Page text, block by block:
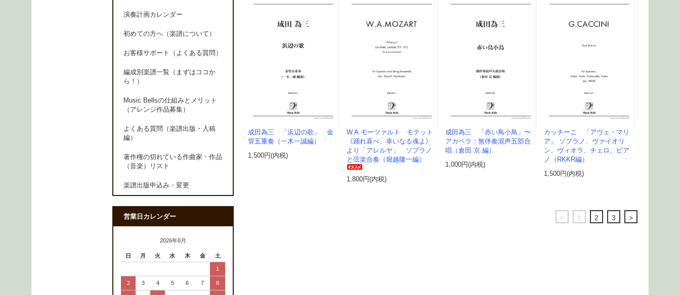
成田為三 「浜辺の歌」 金
管五重奏（一木一誠編）
1,500円(内税)
W.A.モーツァルト モテット
《踊れ喜べ、幸いなる魂よ》
より「アレルヤ」 ソプラノ
と弦楽合奏（堀越隆一編）
1,800円(内税)
成田為三 「赤い鳥小鳥」〜
アカペラ：無伴奏混声五部合
唱（倉田 京 編）
1,000円(内税)
カッチーニ 「アヴェ・マリ
ア」 ソプラノ、ヴァイオリ
ン、ヴィオラ、チェロ、ピア
ノ（RKKR編）
1,500円(内税)
< 1 2 3 >
演奏計画カレンダー
初めての方へ（楽譜について）
お客様サポート（よくある質問）
編成別楽譜一覧（まずはココか
ら！）
Music Bellsの仕組みとメリット
（アレンジ作品募集）
よくある質問（楽譜出版・入稿
編）
著作権の切れている作曲家・作品
（音楽）リスト
楽譜出版申込み・変更
営業日カレンダー
2026年8月
日 月 火 水 木 金 土
1
2 3 4 5 6 7 8